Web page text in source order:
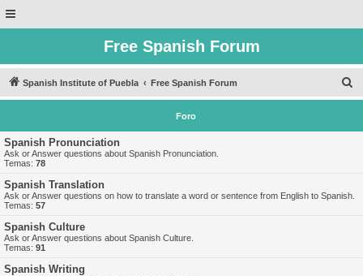
Free Spanish Forum
Spanish Institute of Puebla Free Spanish Forum
u
Foro
Spanish Pronunciation
Ask or Answer questions about Spanish Pronunciation.
Temas: 78
Spanish Translation
Ask or Answer questions on how to translate a word or sentence from English to Spanish.
Temas: 57
Spanish Culture
Ask or Answer questions about Spanish Culture.
Temas: 91
Spanish Writing